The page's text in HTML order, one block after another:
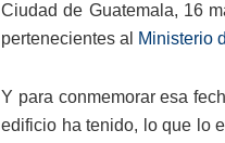
Ciudad de Guatemala, 16
pertenecientes al
Ministerio
Y para conmemorar esa
edificio ha tenido, lo que lo